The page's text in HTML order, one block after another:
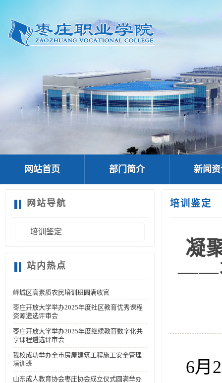
网站首页 部门简介 新闻
网站导航
培训鉴定
站内热点
峄城区高素质农民培训班圆满收官
枣庄开放大学举办2025年度社区教育优秀课程
资源遴选评审会
枣庄开放大学举办2025年度继续教育数字化共
享课程遴选评审会
我校成功举办全市房屋建筑工程施工安全管理
培训班
山东成人教育协会枣庄协会成立仪式圆满举办
培训鉴定
凝
——
6月